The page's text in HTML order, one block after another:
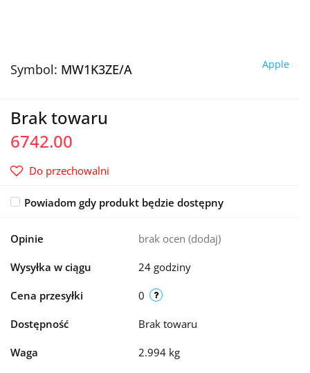
Symbol: MW1K3ZE/A Apple
Brak towaru
6742.00
Do przechowalni
Powiadom gdy produkt będzie dostępny
Opinie brak ocen (dodaj)
Wysyłka w ciągu 24 godziny
Cena przesyłki 0
Dostępność Brak towaru
Waga 2.994 kg